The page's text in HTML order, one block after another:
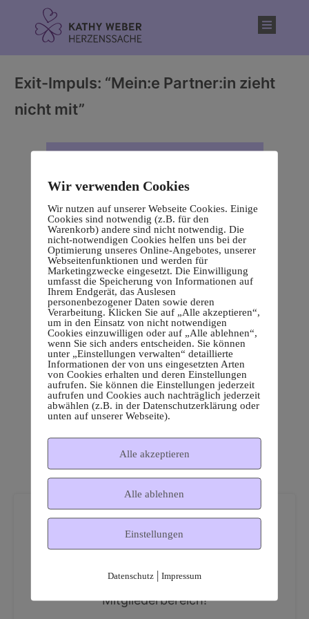
Exit-Impuls: “Mein:e Partner:in zieht
nicht mit”
Dies ist ein geschützter
Mitgliederbereich!
Wir verwenden Cookies
Wir nutzen auf unserer Webseite Cookies. Einige
Cookies sind notwendig (z.B. für den
Warenkorb) andere sind nicht notwendig. Die
nicht-notwendigen Cookies helfen uns bei der
Optimierung unseres Online-Angebotes, unserer
Webseitenfunktionen und werden für
Marketingzwecke eingesetzt. Die Einwilligung
umfasst die Speicherung von Informationen auf
Ihrem Endgerät, das Auslesen
personenbezogener Daten sowie deren
Verarbeitung. Klicken Sie auf „Alle akzeptieren“,
um in den Einsatz von nicht notwendigen
Cookies einzuwilligen oder auf „Alle ablehnen“,
wenn Sie sich anders entscheiden. Sie können
unter „Einstellungen verwalten“ detaillierte
Informationen der von uns eingesetzten Arten
von Cookies erhalten und deren Einstellungen
aufrufen. Sie können die Einstellungen jederzeit
aufrufen und Cookies auch nachträglich jederzeit
abwählen (z.B. in der Datenschutzerklärung oder
unten auf unserer Webseite).
Alle akzeptieren
Alle ablehnen
Einstellungen
Datenschutz| Impressum